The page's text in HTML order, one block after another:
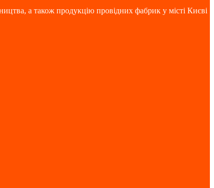
а також продукцію провідних фабрик у місті Києві